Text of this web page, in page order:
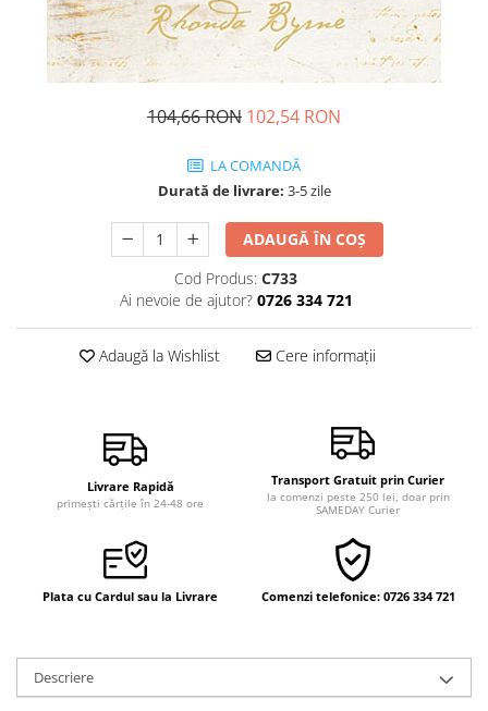
Oracole
Sănătate
Umor
Relații de cuplu
Lumea îngerilor
Inspiraţie divină
Îngeri
Viaţa de după moarte
Cristale
104,66 RON 102,54 RON
LA COMANDĂ
Durată de livrare: 3-5 zile
ADAUGĂ ÎN COȘ
Cod Produs: C733
Ai nevoie de ajutor? 0726 334 721
Adaugă la Wishlist Cere informații
Livrare Rapidă
primești cărțile în 24-48 ore
Transport Gratuit prin Curier
la comenzi peste 250 lei, doar prin
SAMEDAY Curier
Plata cu Cardul sau la Livrare Comenzi telefonice: 0726 334 721
Descriere